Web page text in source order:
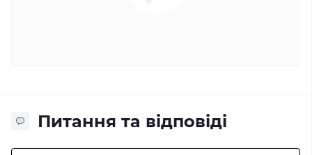
Питання та відповіді